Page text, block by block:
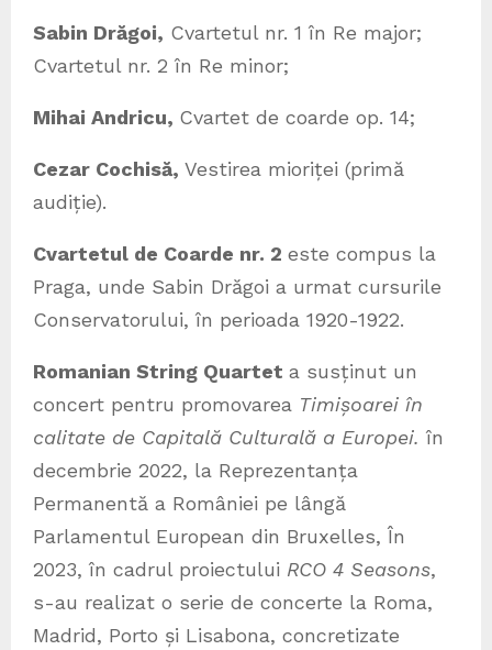
Sabin Drăgoi, Cvartetul nr. 1 în Re major;
Cvartetul nr. 2 în Re minor;
Mihai Andricu, Cvartet de coarde op. 14;
Cezar Cochisă, Vestirea mioriței (primă
audiție).
Cvartetul de Coarde nr. 2 este compus la
Praga, unde Sabin Drăgoi a urmat cursurile
Conservatorului, în perioada 1920-1922.
Romanian String Quartet a susținut un
concert pentru promovarea Timișoarei în
calitate de Capitală Culturală a Europei. în
decembrie 2022, la Reprezentanța
Permanentă a României pe lângă
Parlamentul European din Bruxelles, În
2023, în cadrul proiectului RCO 4 Seasons,
s-au realizat o serie de concerte la Roma,
Madrid, Porto și Lisabona, concretizate